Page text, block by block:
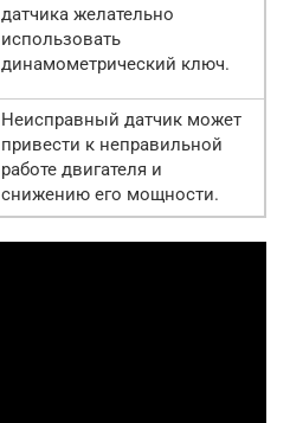
датчика желательно
использовать
динамометрический ключ.
Неисправный датчик может
привести к неправильной
работе двигателя и
снижению его мощности.